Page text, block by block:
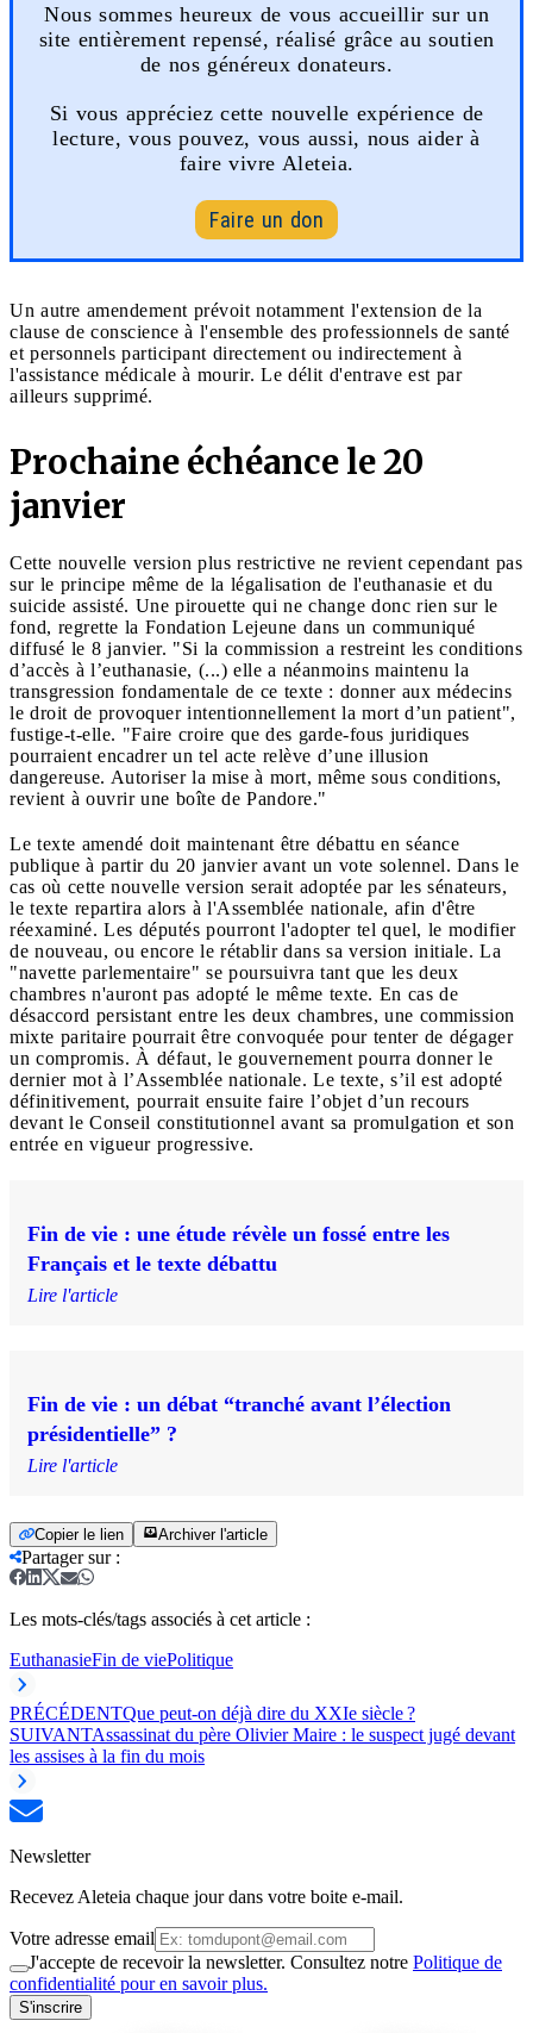
Nous sommes heureux de vous accueillir sur un
site entièrement repensé, réalisé grâce au soutien
de nos généreux donateurs.
Si vous appréciez cette nouvelle expérience de
lecture, vous pouvez, vous aussi, nous aider à
faire vivre Aleteia.
Faire un don
Un autre amendement prévoit notamment l'extension de la
clause de conscience à l'ensemble des professionnels de santé
et personnels participant directement ou indirectement à
l'assistance médicale à mourir. Le délit d'entrave est par
ailleurs supprimé.
Prochaine échéance le 20
janvier
Cette nouvelle version plus restrictive ne revient cependant pas
sur le principe même de la légalisation de l'euthanasie et du
suicide assisté. Une pirouette qui ne change donc rien sur le
fond, regrette la Fondation Lejeune dans un communiqué
diffusé le 8 janvier. "Si la commission a restreint les conditions
d’accès à l’euthanasie, (...) elle a néanmoins maintenu la
transgression fondamentale de ce texte : donner aux médecins
le droit de provoquer intentionnellement la mort d’un patient",
fustige-t-elle. "Faire croire que des garde-fous juridiques
pourraient encadrer un tel acte relève d’une illusion
dangereuse. Autoriser la mise à mort, même sous conditions,
revient à ouvrir une boîte de Pandore."
Le texte amendé doit maintenant être débattu en séance
publique à partir du 20 janvier avant un vote solennel. Dans le
cas où cette nouvelle version serait adoptée par les sénateurs,
le texte repartira alors à l'Assemblée nationale, afin d'être
réexaminé. Les députés pourront l'adopter tel quel, le modifier
de nouveau, ou encore le rétablir dans sa version initiale. La
"navette parlementaire" se poursuivra tant que les deux
chambres n'auront pas adopté le même texte. En cas de
désaccord persistant entre les deux chambres, une commission
mixte paritaire pourrait être convoquée pour tenter de dégager
un compromis. À défaut, le gouvernement pourra donner le
dernier mot à l’Assemblée nationale. Le texte, s’il est adopté
définitivement, pourrait ensuite faire l’objet d’un recours
devant le Conseil constitutionnel avant sa promulgation et son
entrée en vigueur progressive.
Fin de vie : une étude révèle un fossé entre les
Français et le texte débattu
Lire l'article
Fin de vie : un débat “tranché avant l’élection
présidentielle” ?
Lire l'article
Copier le lien Archiver l'article
Partager sur:
Les mots-clés/tags associés à cet article :
EuthanasieFin de viePolitique
PRÉCÉDENTQue peut-on déjà dire du XXIe siècle ?
SUIVANTAssassinat du père Olivier Maire : le suspect jugé devant
les assises à la fin du mois
Newsletter
Recevez Aleteia chaque jour dans votre boite e-mail.
Votre adresse email
J'accepte de recevoir la newsletter. Consultez notre Politique de
confidentialité pour en savoir plus.
S'inscrire